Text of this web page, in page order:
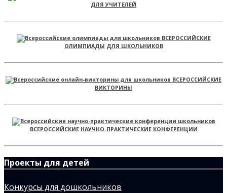
ДЛЯ УЧИТЕЛЕЙ
ВСЕРОССИЙСКИЕ
ОЛИМПИАДЫ ДЛЯ ШКОЛЬНИКОВ
ВСЕРОССИЙСКИЕ
ВИКТОРИНЫ
ВСЕРОССИЙСКИЕ НАУЧНО-ПРАКТИЧЕСКИЕ КОНФЕРЕНЦИИ
Проекты для детей
Конкурсы для дошкольников